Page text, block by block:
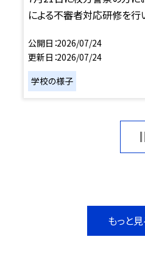
による不審者対応研修を行
公開日 2026/07/24
更新日 2026/07/24
学校の様子
もっと